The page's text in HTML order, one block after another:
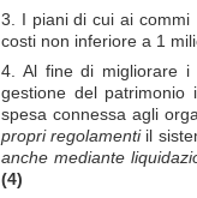
3. I piani di cui ai commi
costi non inferiore a 1
4. Al fine di migliorare i
gestione del patrimonio
spesa connessa agli
propri regolamentiil
anche mediante
(4)